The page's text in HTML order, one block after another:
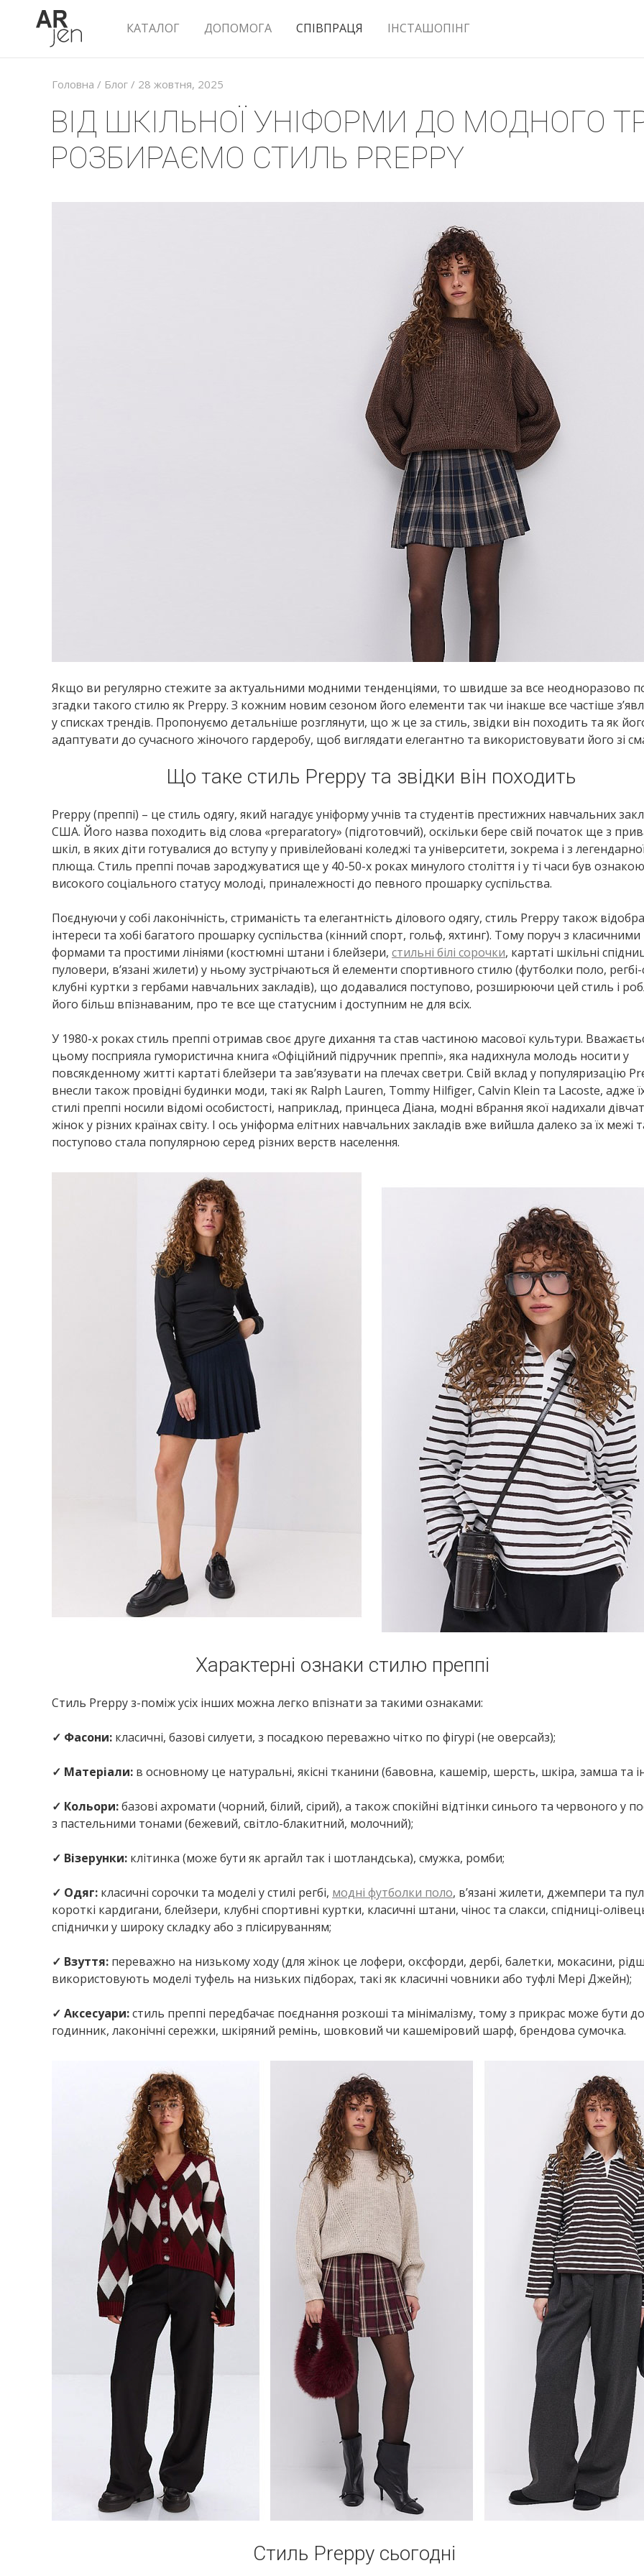
КАТАЛОГ ДОПОМОГА СПІВПРАЦЯ ІНСТАШОПІНГ
Головна / Блог / 28 жовтня, 2025
ВІД ШКІЛЬНОЇ УНІФОРМИ ДО МОДНОГО
РОЗБИРАЄМО СТИЛЬ PREPPY
Якщо ви регулярно стежите за актуальними модними тенденціями, то швидше за все неодноразово
згадки такого стилю як Preppy. З кожним новим сезоном його елементи так чи інакше все частіше
у списках трендів. Пропонуємо детальніше розглянути, що ж це за стиль, звідки він походить та як
адаптувати до сучасного жіночого гардеробу, щоб виглядати елегантно та використовувати його зі
Що таке стиль Preppy та звідки він походить
Preppy (преппі) – це стиль одягу, який нагадує уніформу учнів та студентів престижних навчальних
США. Його назва походить від слова «preparatory» (підготовчий), оскільки бере свій початок ще з
шкіл, в яких діти готувалися до вступу у привілейовані коледжі та університети, зокрема і з
плюща. Стиль преппі почав зароджуватися ще у 40-50-х роках минулого століття і у ті часи був ознакою
високого соціального статусу молоді, приналежності до певного прошарку суспільства.
Поєднуючи у собі лаконічність, стриманість та елегантність ділового одягу, стиль Preppy також
інтереси та хобі багатого прошарку суспільства (кінний спорт, гольф, яхтинг). Тому поруч з класичними
формами та простими лініями (костюмні штани і блейзери, стильні білі сорочки, картаті шкільні
пуловери, в’язані жилети) у ньому зустрічаються й елементи спортивного стилю (футболки поло,
клубні куртки з гербами навчальних закладів), що додавалися поступово, розширюючи цей стиль і
його більш впізнаваним, про те все ще статусним і доступним не для всіх.
У 1980-х роках стиль преппі отримав своє друге дихання та став частиною масової культури.
цьому посприяла гумористична книга «Офіційний підручник преппі», яка надихнула молодь носити у
повсякденному житті картаті блейзери та зав’язувати на плечах светри. Свій вклад у популяризацію
внесли також провідні будинки моди, такі як Ralph Lauren, Tommy Hilfiger, Calvin Klein та Lacoste, адже
стилі преппі носили відомі особистості, наприклад, принцеса Діана, модні вбрання якої надихали
жінок у різних країнах світу. І ось уніформа елітних навчальних закладів вже вийшла далеко за їх межі
поступово стала популярною серед різних верств населення.
Характерні ознаки стилю преппі
Стиль Preppy з-поміж усіх інших можна легко впізнати за такими ознаками:
✓ Фасони: класичні, базові силуети, з посадкою переважно чітко по фігурі (не оверсайз);
✓ Матеріали: в основному це натуральні, якісні тканини (бавовна, кашемір, шерсть, шкіра, замша та
✓ Кольори:базові ахромати (чорний, білий, сірий), а також спокійні відтінки синього та червоного у
з пастельними тонами (бежевий, світло-блакитний, молочний);
✓ Візерунки: клітинка (може бути як аргайл так і шотландська), смужка, ромби;
✓ Одяг: класичні сорочки та моделі у стилі регбі, модні футболки поло, в’язані жилети, джемпери та
короткі кардигани, блейзери, клубні спортивні куртки, класичні штани, чінос та слакси, спідниці-
спіднички у широку складку або з плісируванням;
✓ Взуття: переважно на низькому ходу (для жінок це лофери, оксфорди, дербі, балетки, мокасини,
використовують моделі туфель на низьких підборах, такі як класичні човники або туфлі Мері Джейн);
✓ Аксесуари:стиль преппі передбачає поєднання розкоші та мінімалізму, тому з прикрас може бути
годинник, лаконічні сережки, шкіряний ремінь, шовковий чи кашеміровий шарф, брендова сумочка.
Стиль Preppy сьогодні